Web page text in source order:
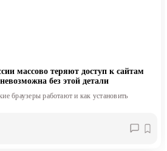
массово теряют доступ к сайтам
без этой детали
браузеры работают и как установить